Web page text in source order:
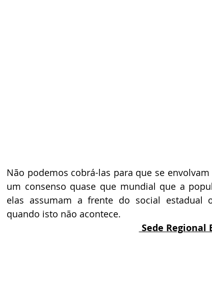
Não podemos cobrá-las para que se
um consenso quase que mundial que a
elas assumam a frente do social estadual
quando isto não acontece.
Sede Regional